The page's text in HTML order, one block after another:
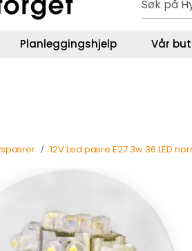
| Salgsbetingelser
Planleggingshjelp Vår
12V Led pære E27 3w 36 LED